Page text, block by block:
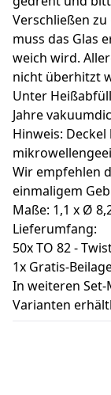
Verschließen
muss das Glas
weich wird.
nicht überhitzt
Unter
Jahre
Hinweis:
Wir empfehlen
einmaligem
Maße: 1,1 x Ø
Lieferumfang:
50x TO 82 -
1x Gratis-
In weiteren
Varianten